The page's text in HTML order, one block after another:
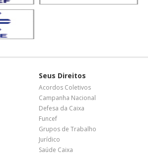
Seus Direitos
Acordos Coletivos
Campanha Nacional
Defesa da Caixa
Funcef
Grupos de Trabalho
Jurídico
Saúde Caixa